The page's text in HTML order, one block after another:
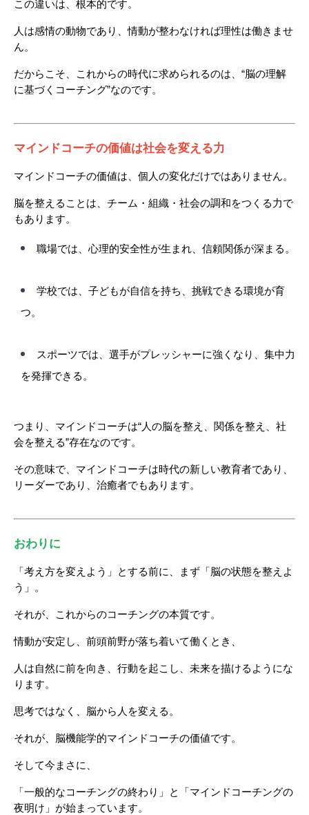
この違いは、根本的です。
人は感情の動物であり、情動が整わなければ理性は働きませ
ん。
だからこそ、これからの時代に求められるのは、“脳の理解
に基づくコーチング”なのです。
マインドコーチの価値は社会を変える力
マインドコーチの価値は、個人の変化だけではありません。
脳を整えることは、チーム・組織・社会の調和をつくる力で
もあります。
職場では、心理的安全性が生まれ、信頼関係が深まる。
学校では、子どもが自信を持ち、挑戦できる環境が育
つ。
スポーツでは、選手がプレッシャーに強くなり、集中力
を発揮できる。
つまり、マインドコーチは“人の脳を整え、関係を整え、社
会を整える”存在なのです。
その意味で、マインドコーチは時代の新しい教育者であり、
リーダーであり、治癒者でもあります。
おわりに
「考え方を変えよう」とする前に、まず「脳の状態を整えよ
う」。
それが、これからのコーチングの本質です。
情動が安定し、前頭前野が落ち着いて働くとき、
人は自然に前を向き、行動を起こし、未来を描けるようにな
ります。
思考ではなく、脳から人を変える。
それが、脳機能学的マインドコーチの価値です。
そして今まさに、
「一般的なコーチングの終わり」と「マインドコーチングの
夜明け」が始まっています。